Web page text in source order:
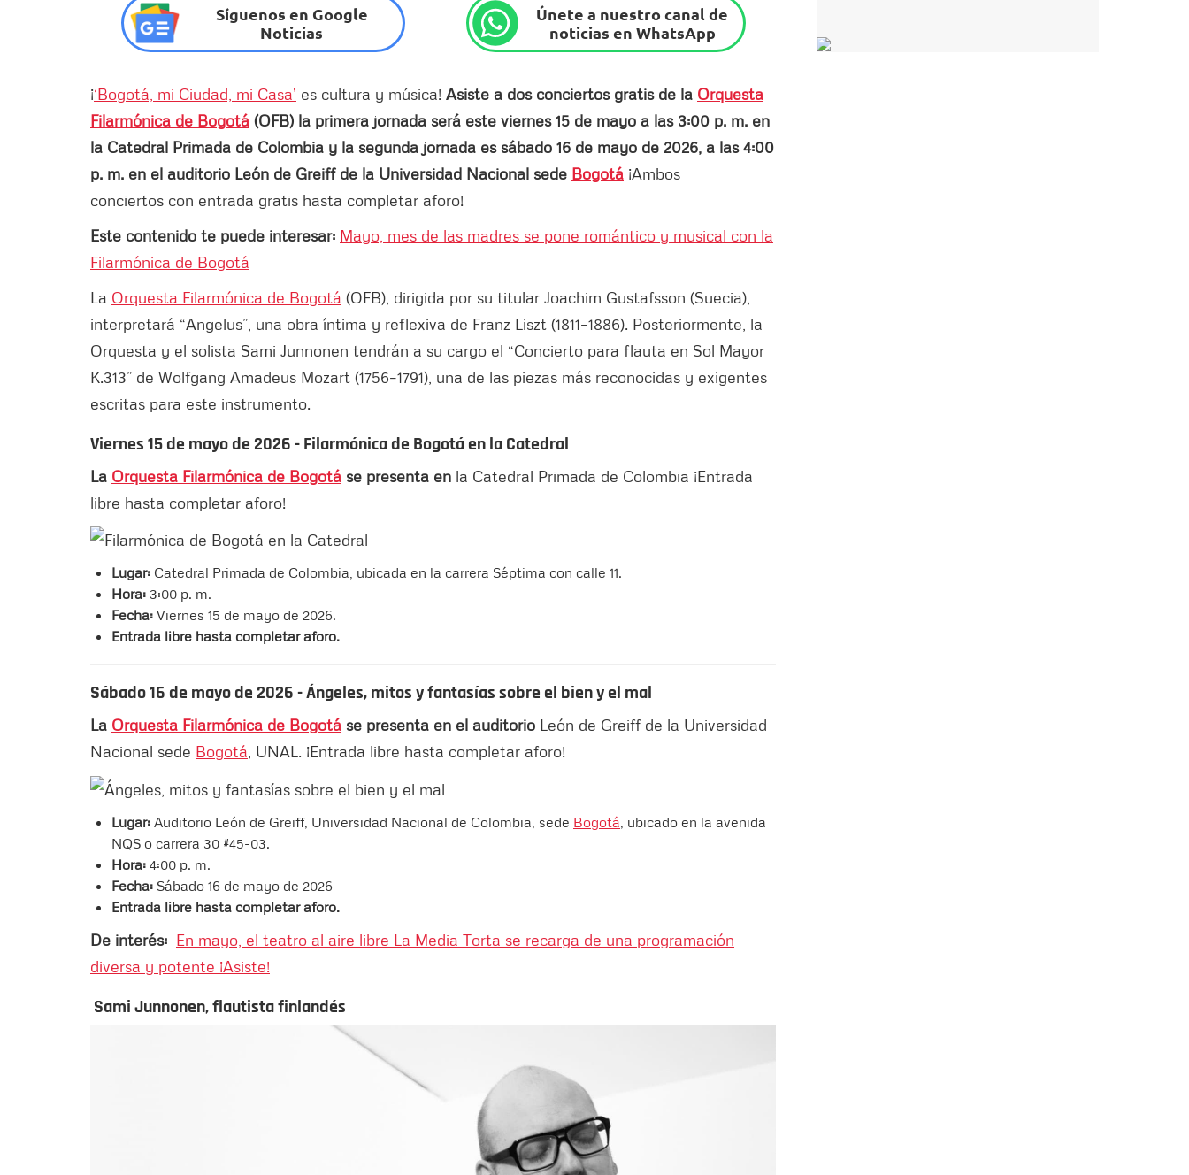
Síguenos en Google
Noticias
Únete a nuestro canal de
noticias en WhatsApp
¡‘Bogotá, mi Ciudad, mi Casa’ es cultura y música! Asiste a dos conciertos gratis de la Orquesta
Filarmónica de Bogotá (OFB) la primera jornada será este viernes 15 de mayo a las 3:00 p. m. en
la Catedral Primada de Colombia y la segunda jornada es sábado 16 de mayo de 2026, a las 4:00
p. m. en el auditorio León de Greiff de la Universidad Nacional sede Bogotá ¡Ambos
conciertos con entrada gratis hasta completar aforo!
Este contenido te puede interesar: Mayo, mes de las madres se pone romántico y musical con la
Filarmónica de Bogotá
La Orquesta Filarmónica de Bogotá (OFB), dirigida por su titular Joachim Gustafsson (Suecia),
interpretará “Angelus”, una obra íntima y reflexiva de Franz Liszt (1811–1886). Posteriormente, la
Orquesta y el solista Sami Junnonen tendrán a su cargo el “Concierto para flauta en Sol Mayor
K.313” de Wolfgang Amadeus Mozart (1756–1791), una de las piezas más reconocidas y exigentes
escritas para este instrumento.
Viernes 15 de mayo de 2026 - Filarmónica de Bogotá en la Catedral
La Orquesta Filarmónica de Bogotá se presenta en la Catedral Primada de Colombia ¡Entrada
libre hasta completar aforo!
Lugar: Catedral Primada de Colombia, ubicada en la carrera Séptima con calle 11.
Hora: 3:00 p. m.
Fecha: Viernes 15 de mayo de 2026.
Entrada libre hasta completar aforo.
Sábado 16 de mayo de 2026 - Ángeles, mitos y fantasías sobre el bien y el mal
La Orquesta Filarmónica de Bogotá se presenta en el auditorio León de Greiff de la Universidad
Nacional sede Bogotá , UNAL. ¡Entrada libre hasta completar aforo!
Lugar: Auditorio León de Greiff, Universidad Nacional de Colombia, sede Bogotá , ubicado en la avenida
NQS o carrera 30 #45-03.
Hora: 4:00 p. m.
Fecha: Sábado 16 de mayo de 2026
Entrada libre hasta completar aforo.
De interés: En mayo, el teatro al aire libre La Media Torta se recarga de una programación
diversa y potente ¡Asiste!
Sami Junnonen, flautista finlandés